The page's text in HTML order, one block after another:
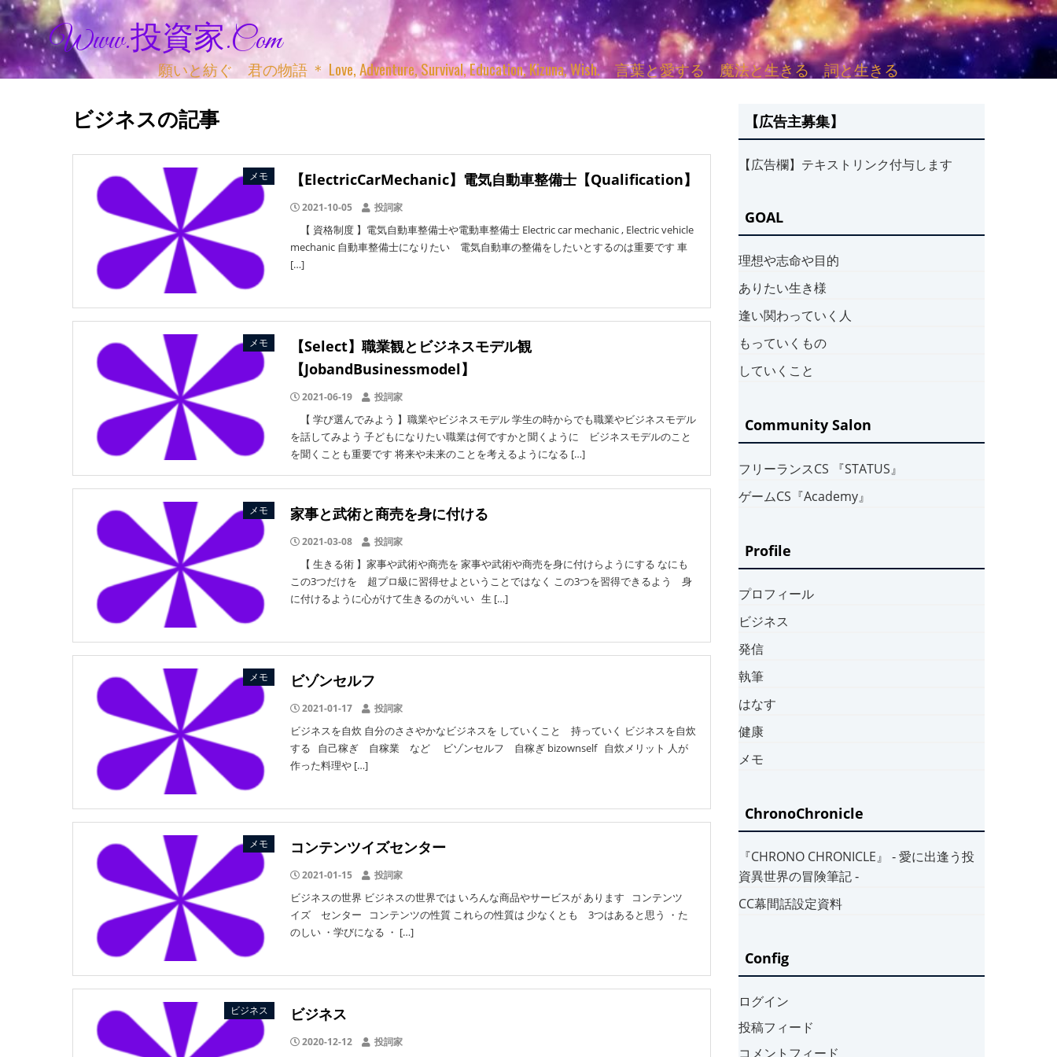
Www.投資家.com
願いと紡ぐ 君の物語 ＊ Love, Adventure, Survival, Education, Kizuna, Wish. 言葉と愛する 魔法と生きる 詞と生きる
ビジネスの記事
メモ 【ElectricCarMechanic】電気自動車整備士【Qualification】
2021-10-05 投詞家
【 資格制度 】電気自動車整備士や電動車整備士 Electric car mechanic , Electric vehicle
mechanic 自動車整備士になりたい 電気自動車の整備をしたいとするのは重要です 車
[…]
メモ
【Select】職業観とビジネスモデル観
【JobandBusinessmodel】
2021-06-19 投詞家
【 学び選んでみよう 】職業やビジネスモデル 学生の時からでも職業やビジネスモデル
を話してみよう 子どもになりたい職業は何ですかと聞くように ビジネスモデルのこと
を聞くことも重要です 将来や未来のことを考えるようになる […]
メモ 家事と武術と商売を身に付ける
2021-03-08 投詞家
【 生きる術 】家事や武術や商売を 家事や武術や商売を身に付けらようにする なにも
この3つだけを 超プロ級に習得せよということではなく この3つを習得できるよう 身
に付けるように心がけて生きるのがいい 生 […]
メモ ビゾンセルフ
2021-01-17 投詞家
ビジネスを自炊 自分のささやかなビジネスを していくこと 持っていく ビジネスを自炊
する 自己稼ぎ 自稼業 など ビゾンセルフ 自稼ぎ bizownself 自炊メリット 人が
作った料理や […]
メモ コンテンツイズセンター
2021-01-15 投詞家
ビジネスの世界 ビジネスの世界では いろんな商品やサービスが あります コンテンツ
イズ センター コンテンツの性質 これらの性質は 少なくとも 3つはあると思う ・た
のしい ・学びになる ・ […]
ビジネス ビジネス
2020-12-12 投詞家
【広告主募集】
【広告欄】テキストリンク付与します
GOAL
理想や志命や目的
ありたい生き様
逢い関わっていく人
もっていくもの
していくこと
Community Salon
フリーランスCS 『STATUS』
ゲームCS『Academy』
Profile
プロフィール
ビジネス
発信
執筆
はなす
健康
メモ
ChronoChronicle
『CHRONO CHRONICLE』 ‐ 愛に出逢う投
資異世界の冒険筆記 ‐
CC幕間話設定資料
Config
ログイン
投稿フィード
コメントフィード